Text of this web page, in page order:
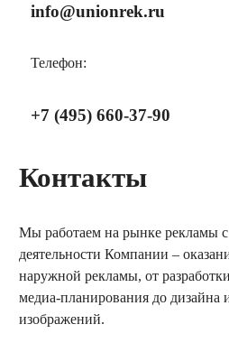
info@unionrek.ru
Телефон:
+7 (495) 660-37-90
Контакты
Мы работаем на рынке рекламы
деятельности Компании –
наружной рекламы, от
медиа-планирования до дизайна
изображений.